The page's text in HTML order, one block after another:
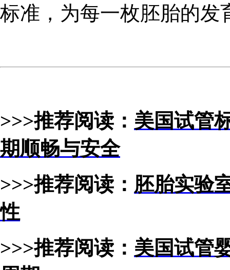
标准，为每一枚胚胎的发
>>>推荐阅读： 美国试管
期顺畅与安全
>>>推荐阅读： 胚胎实验
性
>>>推荐阅读： 美国试管